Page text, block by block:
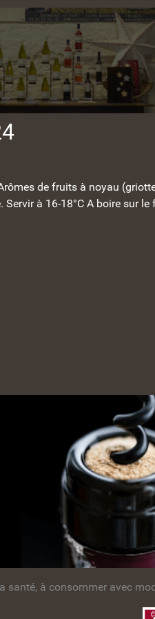
de fruits à noyau
à 16-18°C A boire sur
santé, à consommer avec